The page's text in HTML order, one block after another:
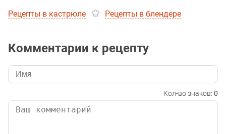
Рецепты в кастрюле Рецепты в блендере
Комментарии к рецепту
Кол-во знаков: 0